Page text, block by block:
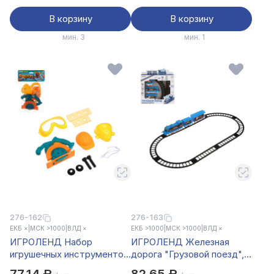
В корзину
мин. 3
В корзину
мин. 1
276-162
ЕКБ × МСК >1000 ВЛД ×
ИГРОЛЕНД Набор
игрушечных инструментов
276-163
ЕКБ >1000 МСК >1000 ВЛД ×
ИГРОЛЕНД Железная
дорога "Грузовой поезд",